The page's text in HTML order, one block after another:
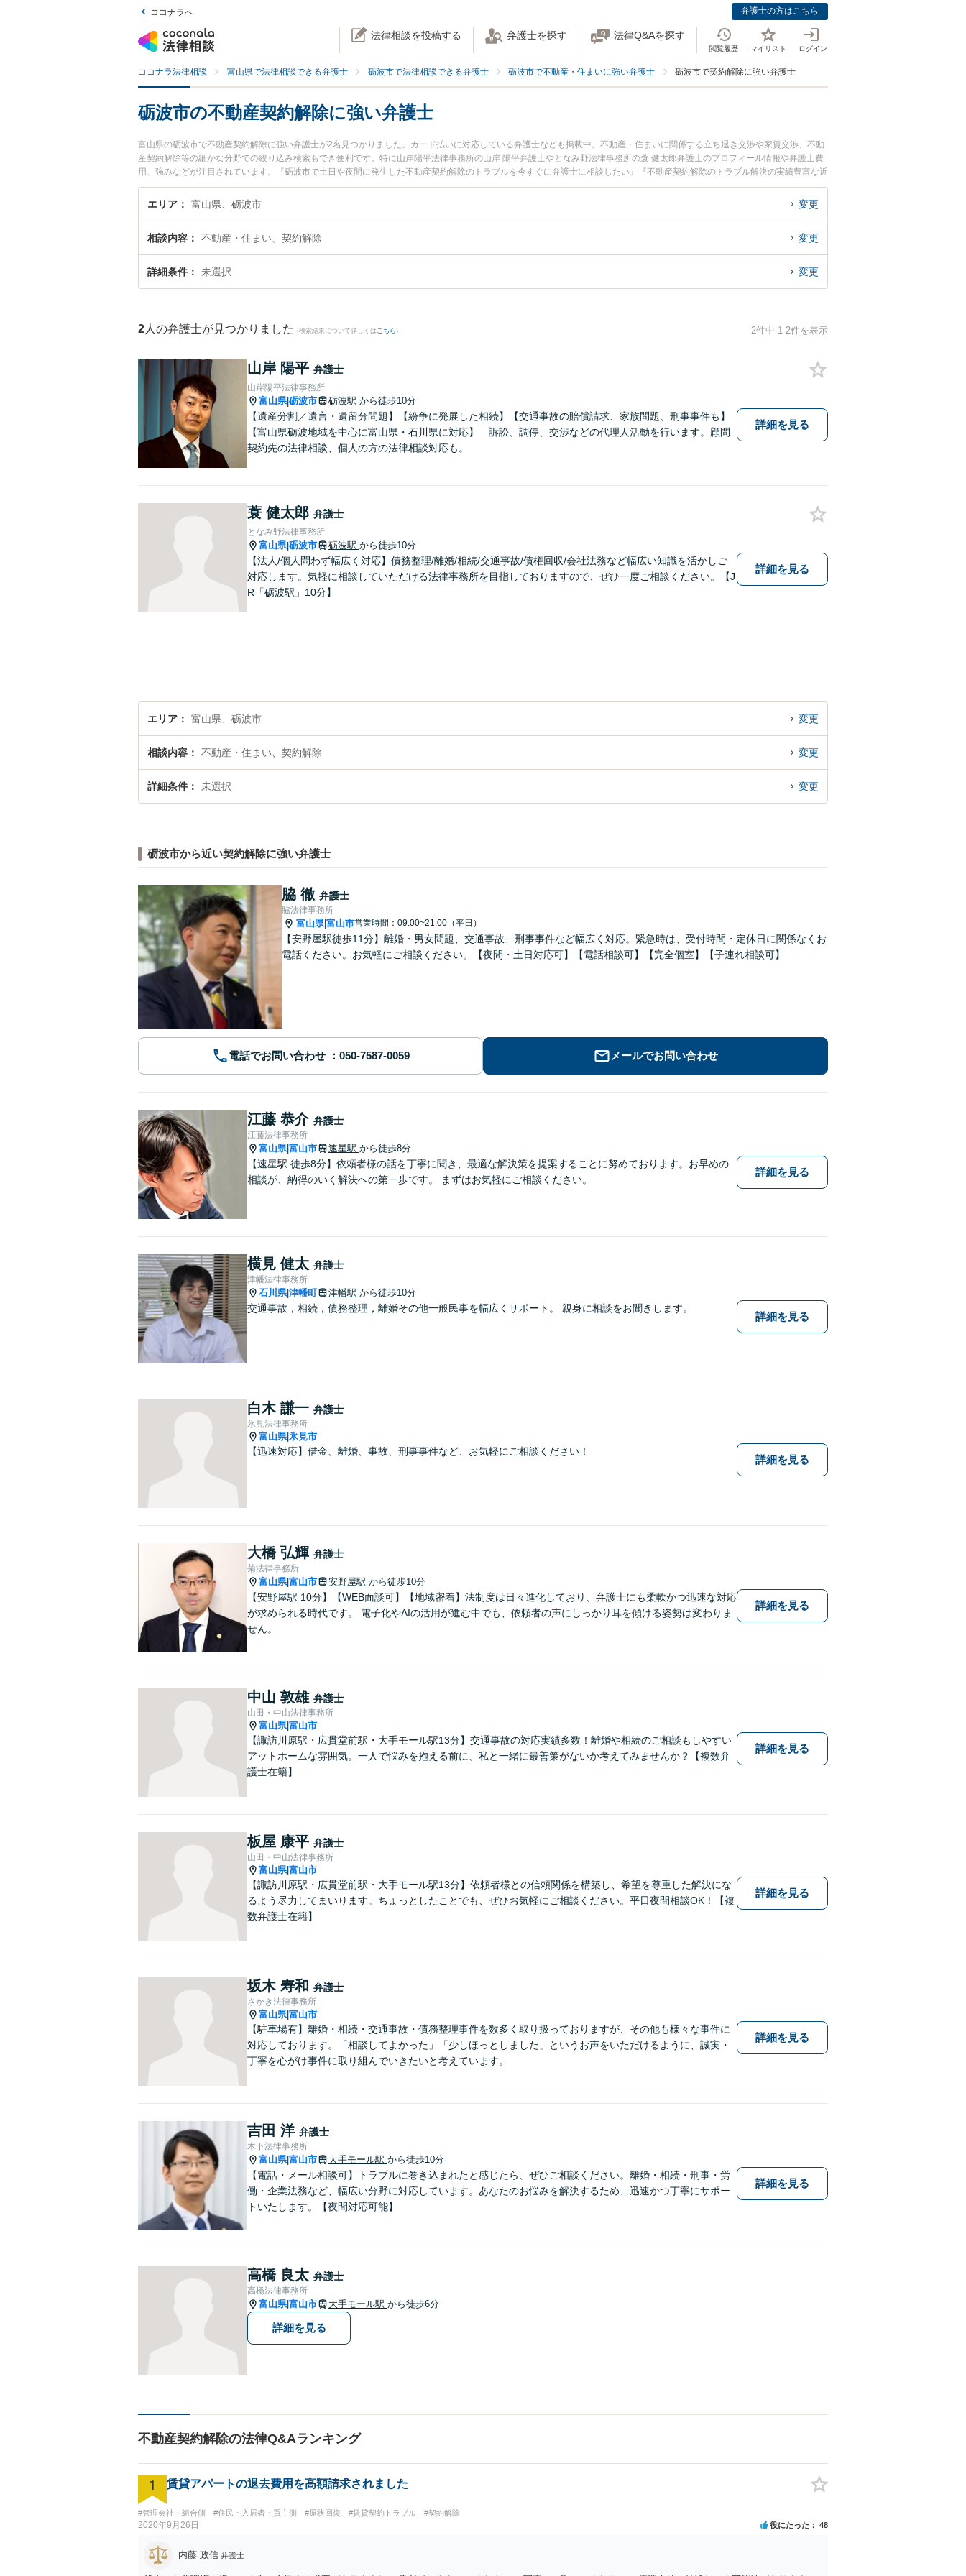
ココナラへ 弁護士の方はこちら
法律相談を投稿する 弁護士を探す 法律Q&Aを探す
閲覧履歴 マイリスト ログイン
ココナラ法律相談 富山県で法律相談できる弁護士 砺波市で法律相談できる弁護士 砺波市で不動産・住まいに強い弁護士 砺波市で契約解除に強い弁護士
砺波市の不動産契約解除に強い弁護士
富山県の砺波市で不動産契約解除に強い弁護士が2名見つかりました。カード払いに対応している弁護士なども掲載中。不動産・住まいに関係する立ち退き交渉や家賃交渉、不動
産契約解除等の細かな分野での絞り込み検索もでき便利です。特に山岸陽平法律事務所の山岸 陽平弁護士やとなみ野法律事務所の蓑 健太郎弁護士のプロフィール情報や弁護士費
用、強みなどが注目されています。『砺波市で土日や夜間に発生した不動産契約解除のトラブルを今すぐに弁護士に相談したい』『不動産契約解除のトラブル解決の実績豊富な近
くの弁護士を検索したい』『初回相談無料で不動産契約解除を法律相談できる砺波市内の弁護士に相談予約したい』などでお困りの相談者さんにおすすめです。
エリア 富山県、砺波市 変更
相談内容 不動産・住まい、契約解除 変更
詳細条件 未選択 変更
2 人の弁護士が見つかりました (検索結果について詳しくは こちら) 2件中 1-2件を表示
山岸 陽平 弁護士
山岸陽平法律事務所
富山県|砺波市 砺波駅 から徒歩10分
【遺産分割／遺言・遺留分問題】【紛争に発展した相続】【交通事故の賠償請求、家族問題、刑事事件も】
【富山県砺波地域を中心に富山県・石川県に対応】 訴訟、調停、交渉などの代理人活動を行います。顧問
契約先の法律相談、個人の方の法律相談対応も。
詳細を見る
蓑 健太郎 弁護士
となみ野法律事務所
富山県|砺波市 砺波駅 から徒歩10分
【法人/個人問わず幅広く対応】債務整理/離婚/相続/交通事故/債権回収/会社法務など幅広い知識を活かしご
対応します。気軽に相談していただける法律事務所を目指しておりますので、ぜひ一度ご相談ください。【J
R「砺波駅」10分】
詳細を見る
エリア 富山県、砺波市 変更
相談内容 不動産・住まい、契約解除 変更
詳細条件 未選択 変更
砺波市から近い契約解除に強い弁護士
脇 徹 弁護士
脇法律事務所
富山県|富山市営業時間：09:00~21:00（平日）
【安野屋駅徒歩11分】離婚・男女問題、交通事故、刑事事件など幅広く対応。緊急時は、受付時間・定休日に関係なくお
電話ください。お気軽にご相談ください。【夜間・土日対応可】【電話相談可】【完全個室】【子連れ相談可】
電話でお問い合わせ メールでお問い合わせ
江藤 恭介 弁護士
江藤法律事務所
富山県|富山市 速星駅 から徒歩8分
【速星駅 徒歩8分】依頼者様の話を丁寧に聞き、最適な解決策を提案することに努めております。お早めの
相談が、納得のいく解決への第一歩です。 まずはお気軽にご相談ください。
詳細を見る
横見 健太 弁護士
津幡法律事務所
石川県|津幡町 津幡駅 から徒歩10分
交通事故，相続，債務整理，離婚その他一般民事を幅広くサポート。 親身に相談をお聞きします。
詳細を見る
白木 謙一 弁護士
氷見法律事務所
富山県| 氷見市
【迅速対応】借金、離婚、事故、刑事事件など、お気軽にご相談ください！
詳細を見る
大橋 弘輝 弁護士
菊法律事務所
富山県|富山市 安野屋駅 から徒歩10分
【安野屋駅 10分】【WEB面談可】【地域密着】法制度は日々進化しており、弁護士にも柔軟かつ迅速な対応
が求められる時代です。 電子化やAIの活用が進む中でも、依頼者の声にしっかり耳を傾ける姿勢は変わりま
せん。
詳細を見る
中山 敦雄 弁護士
山田・中山法律事務所
富山県|富山市
【諏訪川原駅・広貫堂前駅・大手モール駅13分】交通事故の対応実績多数！離婚や相続のご相談もしやすい
アットホームな雰囲気。一人で悩みを抱える前に、私と一緒に最善策がないか考えてみませんか？【複数弁
護士在籍】
詳細を見る
板屋 康平 弁護士
山田・中山法律事務所
富山県|富山市
【諏訪川原駅・広貫堂前駅・大手モール駅13分】依頼者様との信頼関係を構築し、希望を尊重した解決にな
るよう尽力してまいります。ちょっとしたことでも、ぜひお気軽にご相談ください。平日夜間相談OK！【複
数弁護士在籍】
詳細を見る
坂木 寿和 弁護士
さかき法律事務所
富山県|富山市
【駐車場有】離婚・相続・交通事故・債務整理事件を数多く取り扱っておりますが、その他も様々な事件に
対応しております。「相談してよかった」「少しほっとしました」というお声をいただけるように、誠実・
丁寧を心がけ事件に取り組んでいきたいと考えています。
詳細を見る
吉田 洋 弁護士
木下法律事務所
富山県|富山市 大手モール駅 から徒歩10分
【電話・メール相談可】トラブルに巻き込まれたと感じたら、ぜひご相談ください。離婚・相続・刑事・労
働・企業法務など、幅広い分野に対応しています。あなたのお悩みを解決するため、迅速かつ丁寧にサポー
トいたします。【夜間対応可能】
詳細を見る
高橋 良太 弁護士
高橋法律事務所
富山県|富山市 大手モール駅 から徒歩6分
詳細を見る
不動産契約解除の法律Q&Aランキング
1 賃貸アパートの退去費用を高額請求されました
#管理会社・組合側 #住民・入居者・買主側 #原状回復 #賃貸契約トラブル #契約解除
2020年9月26日 役にたった 48
内藤 政信 弁護士